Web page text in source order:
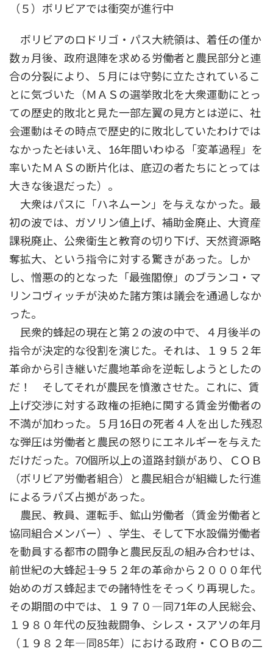
（５）ボリビアでは衝突が進行中
ボリビアのロドリゴ・パス大統領は、着任の僅か
数ヵ月後、政府退陣を求める労働者と農民部分と連
合の分裂により、５月には守勢に立たされているこ
とに気づいた（ＭＡＳの選挙敗北を大衆運動にとっ
ての歴史的敗北と見た一部左翼の見方とは逆に、社
会運動はその時点で歴史的に敗北していたわけでは
なかった――とはいえ、16年間いわゆる「変革過程」を
率いたＭＡＳの断片化は、底辺の者たちにとっては
大きな後退だった）。
大衆はパスに「ハネムーン」を与えなかった。最
初の波では、ガソリン値上げ、補助金廃止、大資産
課税廃止、公衆衛生と教育の切り下げ、天然資源略
奪拡大、という指令に対する驚きがあった。しか
し、憎悪の的となった「最強閣僚」のブランコ・マ
リンコヴィッチが決めた諸方策は議会を通過しなか
った。
民衆的蜂起の現在と第２の波の中で、４月後半の
指令が決定的な役割を演じた。それは、１９５２年
革命から引き継いだ農地革命を逆転しようとしたの
だ！ そしてそれが農民を憤激させた。これに、賃
上げ交渉に対する政権の拒絶に関する賃金労働者の
不満が加わった。５月16日の死者４人を出した残忍
な弾圧は労働者と農民の怒りにエネルギーを与えた
だけだった。70個所以上の道路封鎖があり、ＣＯＢ
（ボリビア労働者組合）と農民組合が組織した行進
によるラパズ占拠があった。
農民、教員、運転手、鉱山労働者（賃金労働者と
協同組合メンバー）、学生、そして下水設備労働者
を動員する都市の闘争と農民反乱の組み合わせは、
前世紀の大蜂起――１９５２年の革命から２０００年代
始めのガス蜂起まで――の諸特性をそっくり再現した。
その期間の中では、１９７０―同71年の人民総会、
１９８０年代の反独裁闘争、シレス・スアソの年月
（１９８２年―同85年）における政府・ＣＯＢの二